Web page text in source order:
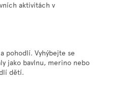
aktivitách v
pohodlí. Vyhýbejte se
jako bavlnu, merino nebo
dětí.